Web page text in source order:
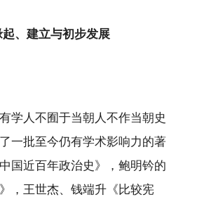
、建立与初步发展
学人不囿于当朝人不作当朝史
一批至今仍有学术影响力的著
国近百年政治史》，鲍明钤的
，王世杰、钱端升《比较宪